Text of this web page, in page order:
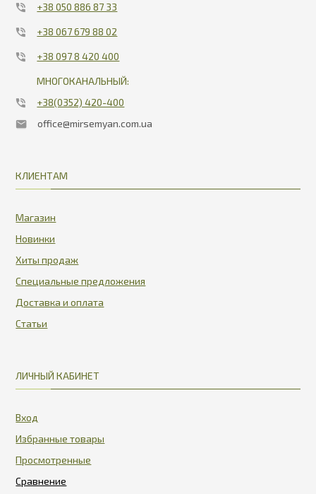
+38 050 886 87 33
+38 067 679 88 02
+38 097 8 420 400
МНОГОКАНАЛЬНЫЙ:
+38(0352) 420-400
office@mirsemyan.com.ua
КЛИЕНТАМ
Магазин
Новинки
Хиты продаж
Специальные предложения
Доставка и оплата
Статьи
ЛИЧНЫЙ КАБИНЕТ
Вход
Избранные товары
Просмотренные